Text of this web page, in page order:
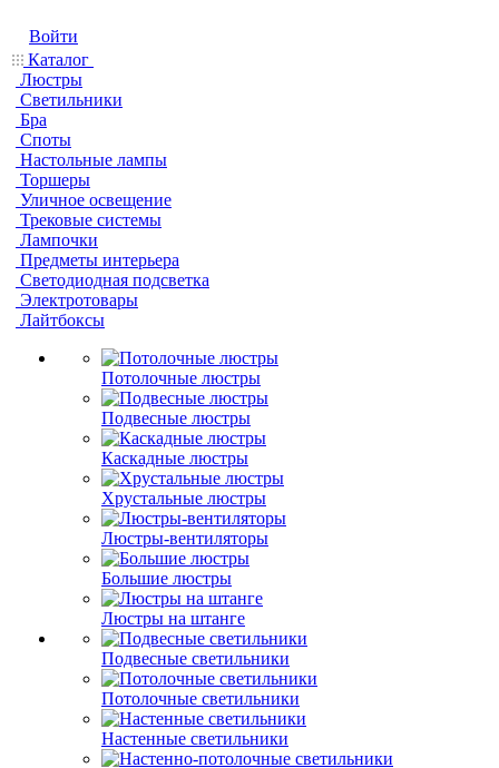
Войти
Каталог
Люстры
Светильники
Бра
Споты
Настольные лампы
Торшеры
Уличное освещение
Трековые системы
Лампочки
Предметы интерьера
Светодиодная подсветка
Электротовары
Лайтбоксы
Потолочные люстры
Подвесные люстры
Каскадные люстры
Хрустальные люстры
Люстры-вентиляторы
Большие люстры
Люстры на штанге
Подвесные светильники
Потолочные светильники
Настенные светильники